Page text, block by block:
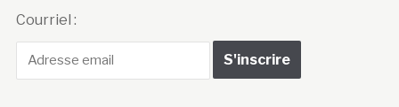
Courriel :